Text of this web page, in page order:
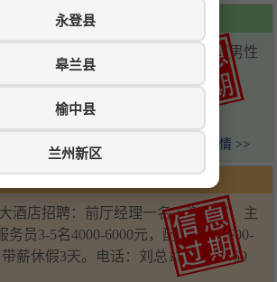
永登县
皋兰县
榆中县
兰州新区
招聘
车司机两名，包食宿，场内工人限男性
18394511185
查看详情 >>
酒店招聘：前厅经理一名工资面议，主
务员3-5名4000-6000元，配菜两名4500-
薪休假3天。电话：刘总17797569669